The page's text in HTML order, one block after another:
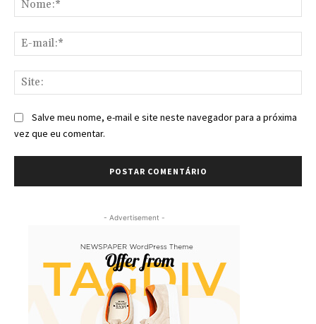
Salve meu nome, e-mail e site neste navegador para a próxima
vez que eu comentar.
- Advertisement -